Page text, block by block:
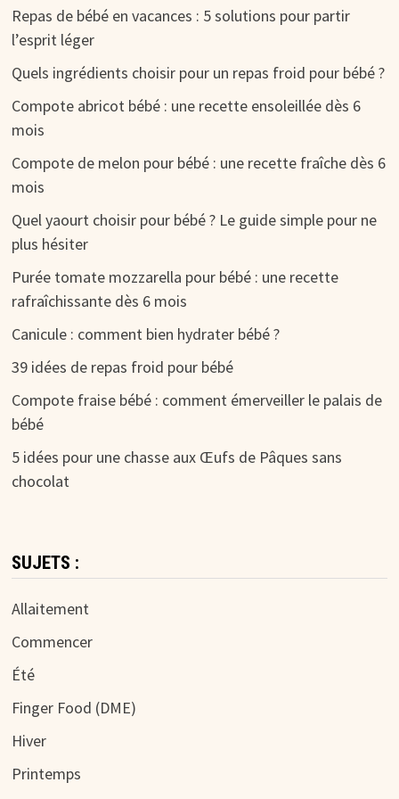
Repas de bébé en vacances : 5 solutions pour partir
l’esprit léger
Quels ingrédients choisir pour un repas froid pour bébé ?
Compote abricot bébé : une recette ensoleillée dès 6
mois
Compote de melon pour bébé : une recette fraîche dès 6
mois
Quel yaourt choisir pour bébé ? Le guide simple pour ne
plus hésiter
Purée tomate mozzarella pour bébé : une recette
rafraîchissante dès 6 mois
Canicule : comment bien hydrater bébé ?
39 idées de repas froid pour bébé
Compote fraise bébé : comment émerveiller le palais de
bébé
5 idées pour une chasse aux Œufs de Pâques sans
chocolat
SUJETS :
Allaitement
Commencer
Été
Finger Food (DME)
Hiver
Printemps